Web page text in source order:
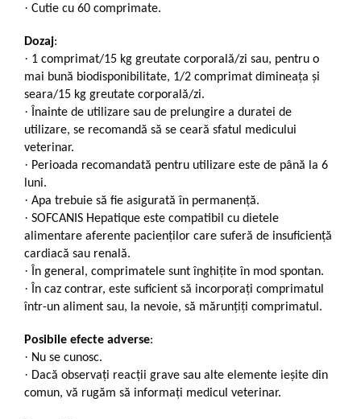
· Cutie cu 60 comprimate.
Dozaj:
· 1 comprimat/15 kg greutate corporală/zi sau, pentru o
mai bună biodisponibilitate, 1/2 comprimat dimineața și
seara/15 kg greutate corporală/zi.
·Înainte de utilizare sau de prelungire a duratei de
utilizare, se recomandă să se ceară sfatul medicului
veterinar.
· Perioada recomandată pentru utilizare este de până la 6
luni.
· Apa trebuie să fie asigurată în permanență.
· SOFCANIS Hepatique este compatibil cu dietele
alimentare aferente pacienților care suferă de insuficiență
cardiacă sau renală.
·În general, comprimatele sunt înghițite în mod spontan.
·În caz contrar, este suficient să incorporați comprimatul
într-un aliment sau, la nevoie, să mărunțiți comprimatul.
Posibile efecte adverse:
· Nu se cunosc.
· Dacă observaţi reacţii grave sau alte elemente ieșite din
comun, vă rugăm să informați medicul veterinar.